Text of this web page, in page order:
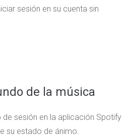
sesión en su cuenta sin
de la música
sesión en la aplicación Spotify
su estado de ánimo.